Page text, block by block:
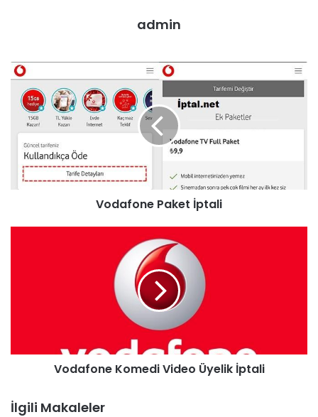
admin
Vodafone Paket İptali
Vodafone Komedi Video Üyelik İptali
İlgili Makaleler